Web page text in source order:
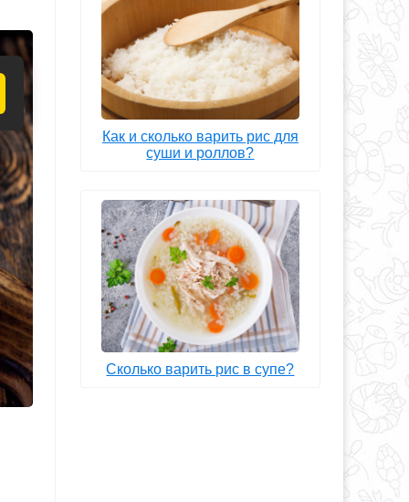
Как и сколько варить рис для
суши и роллов?
Сколько варить рис в супе?